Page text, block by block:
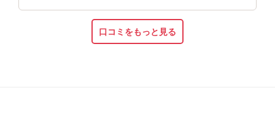
口コミをもっと見る